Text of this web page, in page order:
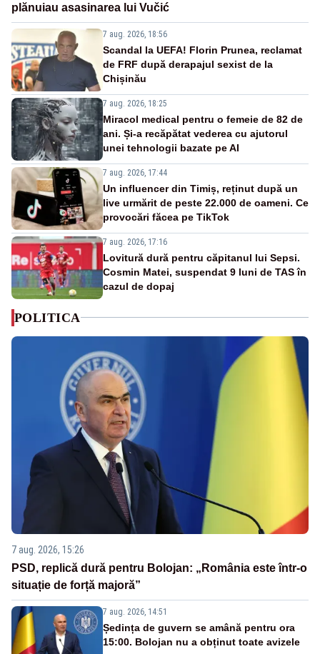
plănuiau asasinarea lui Vučić
7 aug. 2026, 18:56
Scandal la UEFA! Florin Prunea, reclamat
de FRF după derapajul sexist de la
Chișinău
7 aug. 2026, 18:25
Miracol medical pentru o femeie de 82 de
ani. Și-a recăpătat vederea cu ajutorul
unei tehnologii bazate pe AI
7 aug. 2026, 17:44
Un influencer din Timiș, reținut după un
live urmărit de peste 22.000 de oameni. Ce
provocări făcea pe TikTok
7 aug. 2026, 17:16
Lovitură dură pentru căpitanul lui Sepsi.
Cosmin Matei, suspendat 9 luni de TAS în
cazul de dopaj
POLITICA
7 aug. 2026, 15:26
PSD, replică dură pentru Bolojan: „România este într-o
situație de forță majoră”
7 aug. 2026, 14:51
Ședința de guvern se amână pentru ora
15:00. Bolojan nu a obținut toate avizele